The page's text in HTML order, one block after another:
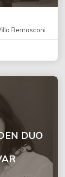
Bernasconi
DUO